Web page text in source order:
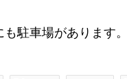
駐車場があります